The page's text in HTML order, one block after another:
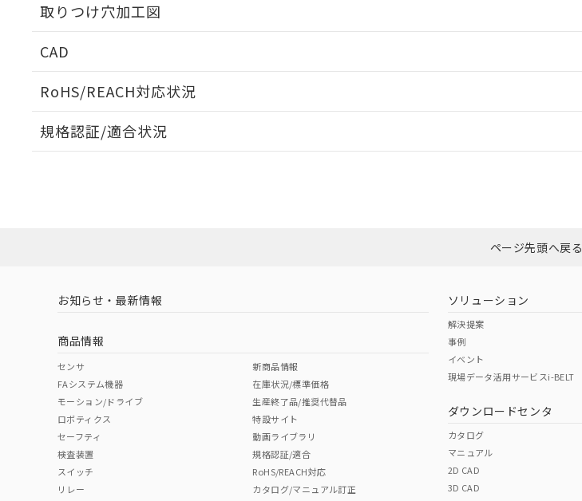
取りつけ穴加工図
CAD
RoHS/REACH対応状況
EU RoHS 注意事項・凡例
ダウンロードはこちら
中国 RoHS 注意事項・凡例
中国 RoHS表
Pb Hg Cr(VI)
規格認証/適合状況
ページ先頭へ戻る
お知らせ・最新情報
商品情報
センサ
FAシステム機器
モーション/ドライブ
ロボティクス
セーフティ
検査装置
スイッチ
リレー
新商品情報
在庫状況/標準価格
生産終了品/推奨代替品
特設サイト
動画ライブラリ
規格認証/適合
RoHS/REACH対応
カタログ/マニュアル訂正
ソリューション
解決提案
事例
イベント
現場データ活用サービスi-BELT
ダウンロードセンタ
カタログ
マニュアル
2D CAD
3D CAD